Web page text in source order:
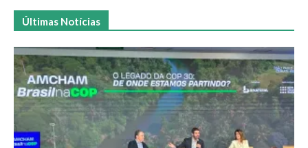
Últimas Notícias